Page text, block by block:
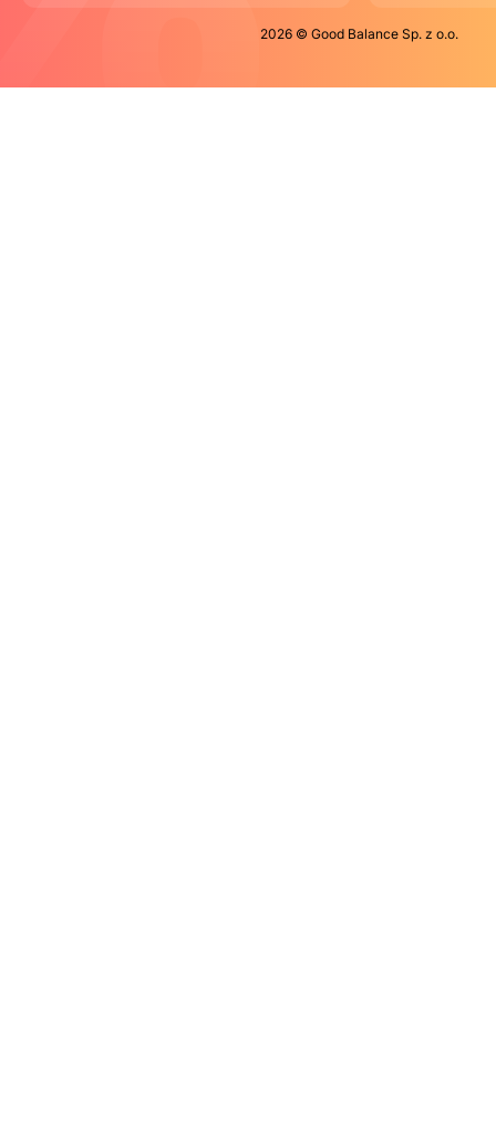
2026 © Good Balance Sp. z o.o.